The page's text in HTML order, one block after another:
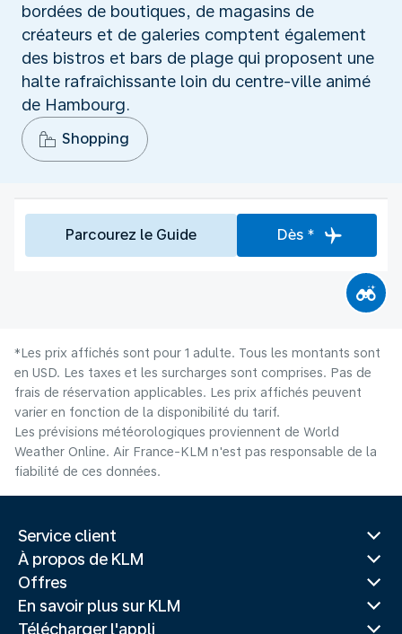
bordées de boutiques, de magasins de
créateurs et de galeries comptent également
des bistros et bars de plage qui proposent une
halte rafraîchissante loin du centre-ville animé
de Hambourg.
Shopping
Parcourez le Guide Dès *
*Les prix affichés sont pour 1 adulte. Tous les montants sont
en USD. Les taxes et les surcharges sont comprises. Pas de
frais de réservation applicables. Les prix affichés peuvent
varier en fonction de la disponibilité du tarif.
Les prévisions météorologiques proviennent de World
Weather Online. Air France-KLM n'est pas responsable de la
fiabilité de ces données.
Service client
À propos de KLM
Offres
En savoir plus sur KLM
Télécharger l'appli